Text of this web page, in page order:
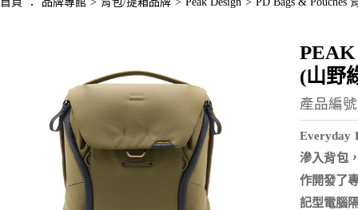
PEAK
(山野
產品編
Everyday
滲入背包
作開發了
記型電腦